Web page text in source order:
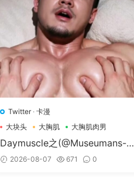
Twitter· 卡漫
大块头
大胸肌 大胸肌肉男
Daymuscle之(@Museumans-@
Museuman）
2026-08-07 671 0